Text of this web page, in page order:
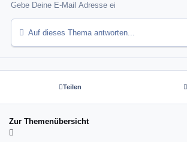
Auf dieses Thema antworten...
Teilen
Zur Themenübersicht